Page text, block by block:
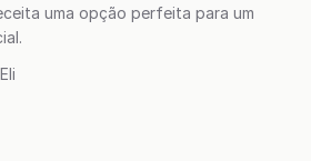
uma opção perfeita para um